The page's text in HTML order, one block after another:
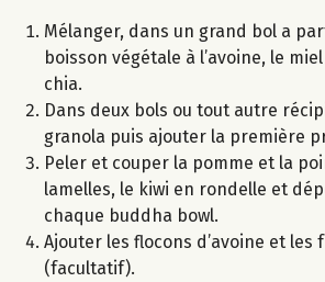
Mélanger, dans un grand bol a
boisson végétale à l’avoine, le
chia.
Dans deux bols ou tout autre
granola puis ajouter la première
Peler et couper la pomme et la
lamelles, le kiwi en rondelle et
chaque buddha bowl.
Ajouter les flocons d’avoine et les
(facultatif).